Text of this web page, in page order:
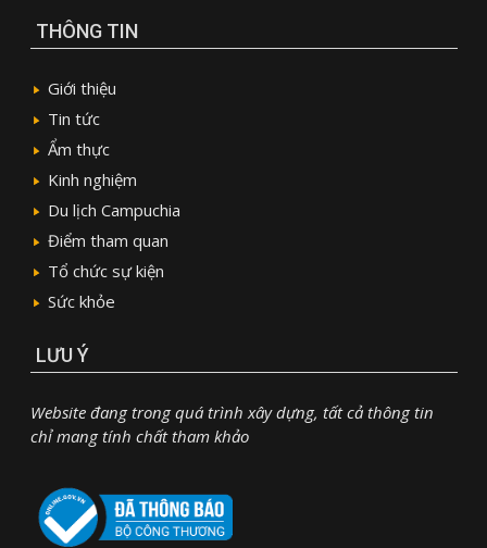
THÔNG TIN
Giới thiệu
Tin tức
Ẩm thực
Kinh nghiệm
Du lịch Campuchia
Điểm tham quan
Tổ chức sự kiện
Sức khỏe
LƯU Ý
Website đang trong quá trình xây dựng, tất cả thông tin
chỉ mang tính chất tham khảo